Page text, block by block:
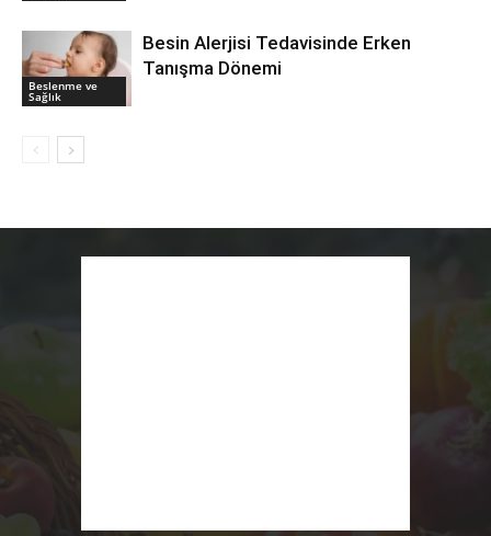
Beslenme ve
Sağlık
Besin Alerjisi Tedavisinde Erken
Tanışma Dönemi